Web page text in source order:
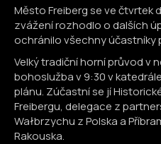
Město Freiberg se ve čtvrtek
zvážení rozhodlo o dalších
ochránilo všechny účastníky
Velký tradiční horní průvod v
bohoslužba v 9:30 v
plánu. Zúčastní se jí
Freibergu, delegace z
Wałbrzychu z Polska a
Rakouska.